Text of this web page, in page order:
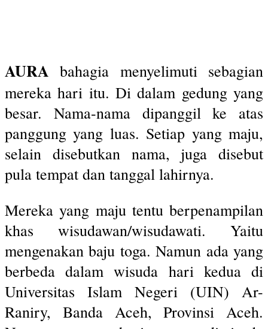
AURA bahagia menyelimuti sebagian
mereka hari itu. Di dalam gedung yang
besar. Nama-nama dipanggil ke atas
panggung yang luas. Setiap yang maju,
selain disebutkan nama, juga disebut
pula tempat dan tanggal lahirnya.
Mereka yang maju tentu berpenampilan
khas wisudawan/wisudawati. Yaitu
mengenakan baju toga. Namun ada yang
berbeda dalam wisuda hari kedua di
Universitas Islam Negeri (UIN) Ar-
Raniry, Banda Aceh, Provinsi Aceh.